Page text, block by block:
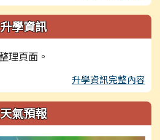
升學資訊
理頁面。
升學資訊完整內容
天氣預報